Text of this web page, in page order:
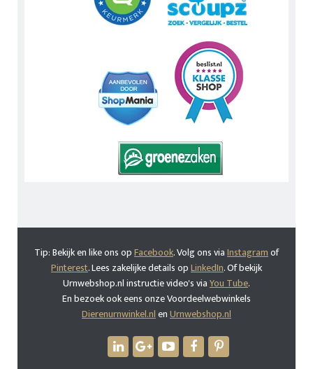
Tip: Bekijk en like ons opFacebook. Volg ons viaInstagramof
Pinterest. Lees zakelijke details opLinkedIn. Of bekijk
Urnwebshop.nl instructie video's viaYou Tube.
En bezoek ook eens onze Voordeelwebwinkels
Dierenurnwinkel.nlenUrnwebshop.nl